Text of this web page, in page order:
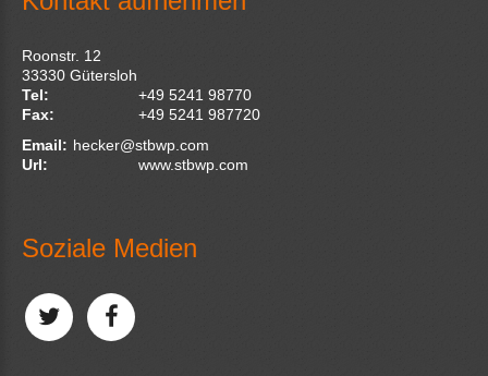
Roonstr. 12
33330 Gütersloh
Tel:
+49 5241 98770
Fax:
+49 5241 987720
Email: hecker@stbwp.com
Url:
www.stbwp.com
Soziale Medien